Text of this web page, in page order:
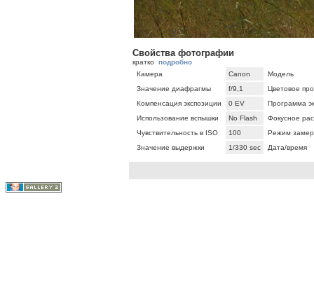
Свойства фотографии
кратко подробно
Камера
Canon
Модель
Значение диафрагмы
f/9,1
Цветовое
Компенсация экспозиции
0 EV
Программа
Использование вспышки
No Flash
Фокусное
Чувствительность в ISO
100
Режим
Значение выдержки
1/330 sec Дата/время